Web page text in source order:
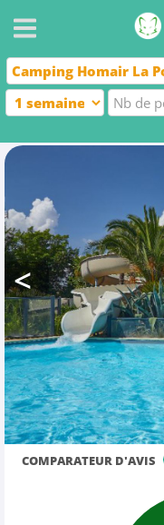
COMPARATEUR D'AVIS